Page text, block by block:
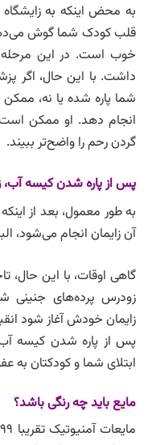
به محض اینکه به
قلب کودک شما گوش
خوب است. در این مرحله
داشت. با این حال، اگر
شما پاره شده یا نه،
انجام دهد. او ممکن است
گردن رحم را واضح‌تر ببیند.
پس از پاره شدن کیسه آب،
به طور معمول، بعد از
آن زایمان انجام می‌شود،
گاهی اوقات، با این حال،
زودرس پرده‌های جنینی
زایمان خودش آغاز شود
پس از پاره شدن کیسه
ابتلای شما و کودکتان به
مایع باید چه رنگی باشد؟